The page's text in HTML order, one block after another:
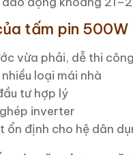
tấm pin 500W
vừa phải, dễ thi công
loại mái nhà
tư hợp lý
inverter
ổn định cho hệ dân